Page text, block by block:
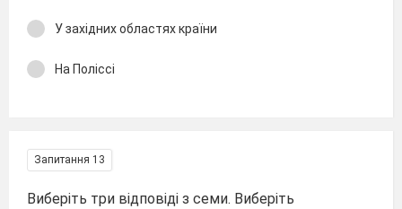
У західних областях країни
На Поліссі
Запитання 13
Виберіть три відповіді з семи. Виберіть